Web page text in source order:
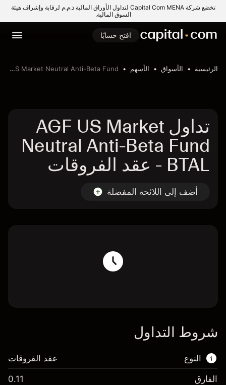
تخضع شركة Capital Com MENA لتداول الأوراق المالية ذ.م.م لرقابة وإشراف هيئة
السوق المالية.
افتح حسابًا
الرئيسية الأسواق الأسهم AGF US Market Neutral Anti-Beta Fund
تداول AGF US Market
Neutral Anti-Beta Fund
- BTAL عقد الفروقات
أضف إلى اللائحة المفضلة
شروط التداول
النوع عقد الفروقات
الفارق 0.11